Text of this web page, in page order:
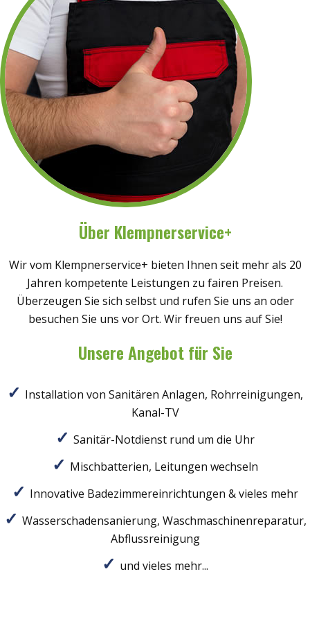
Über Klempnerservice+
Wir vom Klempnerservice+ bieten Ihnen seit mehr als 20
Jahren kompetente Leistungen zu fairen Preisen.
Überzeugen Sie sich selbst und rufen Sie uns an oder
besuchen Sie uns vor Ort. Wir freuen uns auf Sie!
Unsere Angebot für Sie
Installation von Sanitären Anlagen, Rohrreinigungen,
Kanal-TV
Sanitär-Notdienst rund um die Uhr
Mischbatterien, Leitungen wechseln
Innovative Badezimmereinrichtungen & vieles mehr
Wasserschadensanierung, Waschmaschinenreparatur,
Abflussreinigung
und vieles mehr...